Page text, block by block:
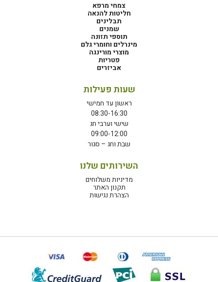
צמחי מרפא
חליטות להנאה
תבלינים
שמנים
תוספי תזונה
מינרלים וחומרי גלם
מוצרי מורינגה
פטריות
אביזרים
שעות פעילות
ראשון עד חמישי
08:30-16:30
שישי וערבי חג
09:00-12:00
שבת וחג – סגור
השירותים שלנו
מדיניות משלוחים
תקנון האתר
הצהרת נגישות